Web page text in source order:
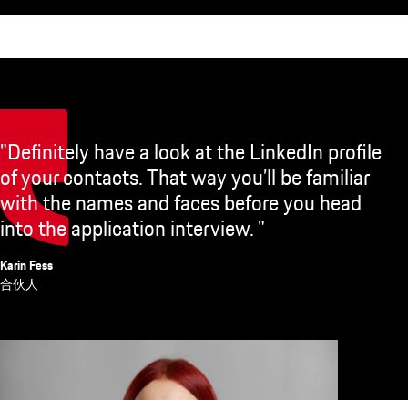
have a look at the LinkedIn profile
contacts. That way you’ll be familiar
the names and faces before you head
the application interview. "
Fess
人